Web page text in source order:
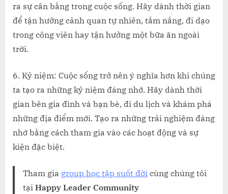
ra sự cân bằng trong cuộc sống. Hãy dành thời gian
để tận hưởng cảnh quan tự nhiên, tắm nắng, đi dạo
trong công viên hay tận hưởng một bữa ăn ngoài
trời.
6. Kỷ niệm: Cuộc sống trở nên ý nghĩa hơn khi chúng
ta tạo ra những kỷ niệm đáng nhớ. Hãy dành thời
gian bên gia đình và bạn bè, đi du lịch và khám phá
những địa điểm mới. Tạo ra những trải nghiệm đáng
nhớ bằng cách tham gia vào các hoạt động và sự
kiện đặc biệt.
Tham gia group học tập suốt đời cùng chúng tôi
tại Happy Leader Community